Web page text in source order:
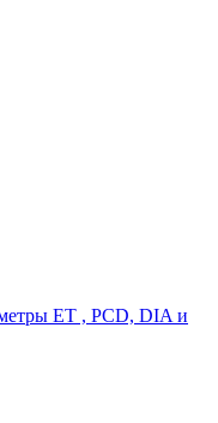
ЕT , PCD, DIA и